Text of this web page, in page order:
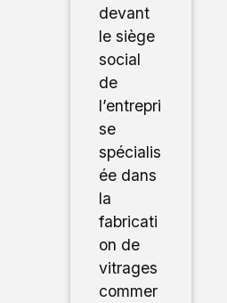
devant
le siège
social
de
l’entrepri
se
spécialis
ée dans
la
fabricati
on de
vitrages
commer